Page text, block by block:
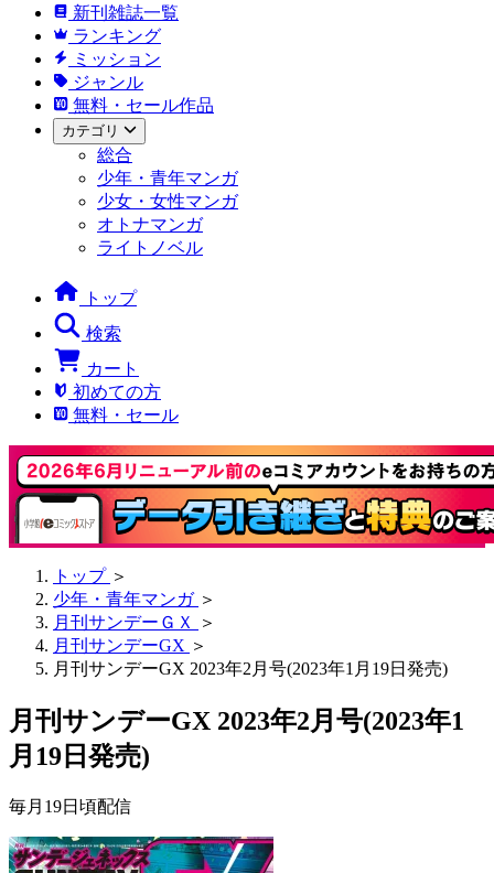
新刊雑誌一覧
ランキング
ミッション
ジャンル
無料・セール作品
カテゴリ
総合
少年・青年マンガ
少女・女性マンガ
オトナマンガ
ライトノベル
トップ
検索
カート
初めての方
無料・セール
トップ ＞
少年・青年マンガ ＞
月刊サンデーＧＸ
＞
月刊サンデーGX ＞
月刊サンデーGX 2023年2月号(2023年1月19日発売)
月刊サンデーGX 2023年2月号(2023年1
月19日発売)
毎月19日頃配信